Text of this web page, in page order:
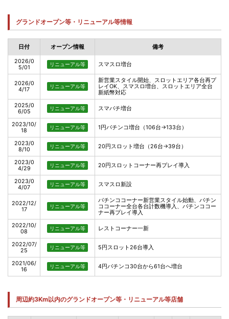
グランドオープン等・リニューアル等情報
日付 オープン情報 備考
2026/0
5/01
リニューアル等 スマスロ増台
2026/0
4/17
リニューアル等
新営業スタイル開始、スロットエリア各台再プ
レイOK、スマスロ増台、スロットエリア全台
新紙幣対応
2025/0
6/05
リニューアル等 スマパチ増台
2023/10/
18
リニューアル等 1円パチンコ増台（106台→133台）
2023/0
8/10
リニューアル等 20円スロット増台（26台→39台）
2023/0
4/29
リニューアル等 20円スロットコーナー再プレイ導入
2023/0
4/07
リニューアル等 スマスロ新設
2022/12/
17
リニューアル等
パチンココーナー新営業スタイル始動、パチン
ココーナー全台各台計数機導入、パチンココー
ナー再プレイ導入
2022/10/
08
リニューアル等 レストコーナー一新
2022/07/
25
リニューアル等 5円スロット26台導入
2021/06/
16
リニューアル等 4円パチンコ30台から61台へ増台
周辺約3Km以内のグランドオープン等・リニューアル等店舗